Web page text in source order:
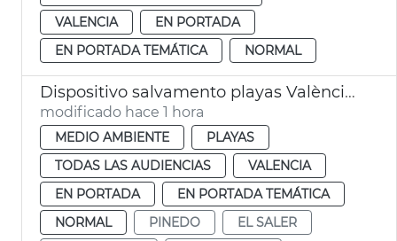
VALENCIA
EN PORTADA
EN PORTADA TEMÁTICA
NORMAL
Dispositivo salvamento playas València eclipse
modificado hace 1 hora
MEDIO AMBIENTE
PLAYAS
TODAS LAS AUDIENCIAS
VALENCIA
EN PORTADA
EN PORTADA TEMÁTICA
NORMAL
PINEDO
EL SALER